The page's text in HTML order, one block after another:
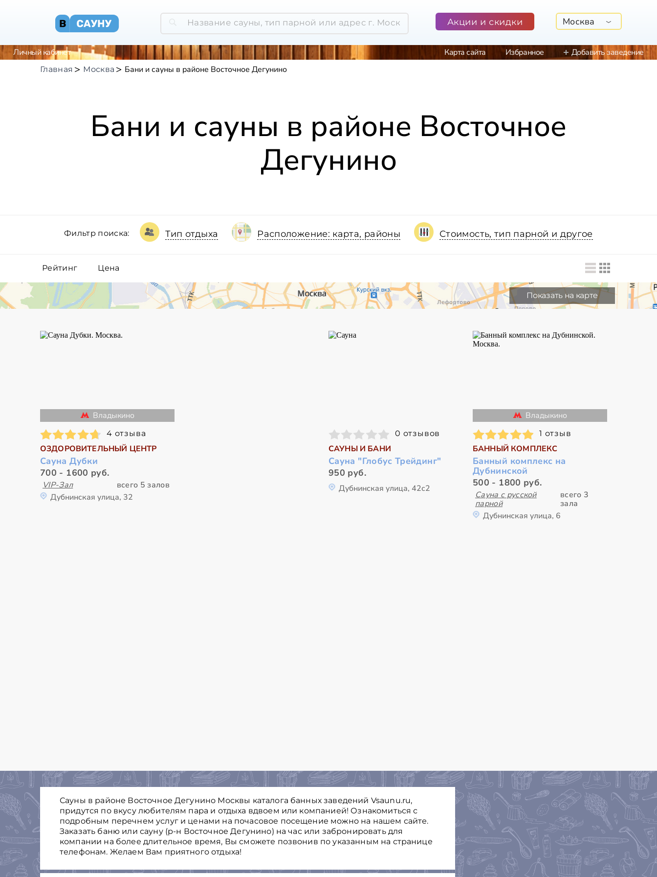
Акции и скидки Москва
Личный кабинет Карта сайта Избранное Добавить заведение
Главная Москва Бани и сауны в районе Восточное Дегунино
Бани и сауны в районе Восточное
Дегунино
Фильтр поиска: Тип отдыха Расположение: карта, районы Стоимость, тип парной и другое
Рейтинг Цена
Показать на карте
Владыкино
4 отзыва
ОЗДОРОВИТЕЛЬНЫЙ ЦЕНТР
Сауна Дубки
700 - 1600 руб.
VIP-Зал
всего 5 залов
Дубнинская улица, 32
0 отзывов
САУНЫ И БАНИ
Сауна "Глобус Трейдинг"
950 руб.
Дубнинская улица, 42с2
Владыкино
1 отзыв
БАННЫЙ КОМПЛЕКС
Банный комплекс на
Дубнинской
500 - 1800 руб.
Сауна с русской
парной
всего 3
зала
Дубнинская улица, 6
Сауны в районе Восточное Дегунино Москвы каталога банных заведений Vsaunu.ru,
придутся по вкусу любителям пара и отдыха вдвоем или компанией! Ознакомиться с
подробным перечнем услуг и ценами на почасовое посещение можно на нашем сайте.
Заказать баню или сауну (р-н Восточное Дегунино) на час или забронировать для
компании на более длительное время, Вы cможете позвонив по указанным на странице
телефонам. Желаем Вам приятного отдыха!